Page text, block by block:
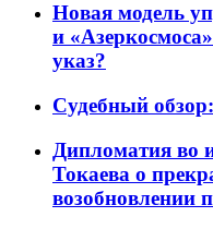
Новая модель
и
указ?
Судебный
Дипломатия во
Токаева о
возобновлении